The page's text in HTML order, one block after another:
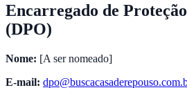
Encarregado de
(DPO)
Nome: [A ser nomeado]
E-mail: